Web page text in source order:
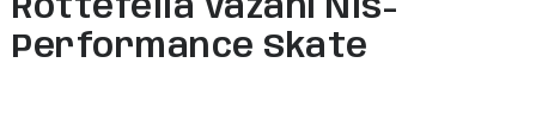
Rottefella vázání Nis-
Performance Skate